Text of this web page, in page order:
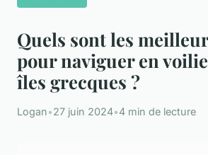
Quels sont les
pour naviguer en
îles grecques ?
Logan•27 juin 2024•4 min de lecture